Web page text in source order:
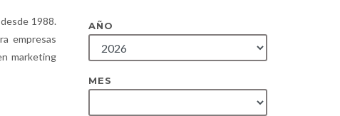
1988.
empresas
marketing
AÑO
MES